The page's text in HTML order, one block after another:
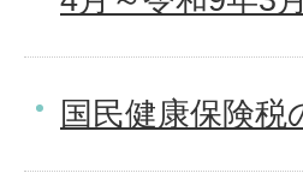
国民健康保険税